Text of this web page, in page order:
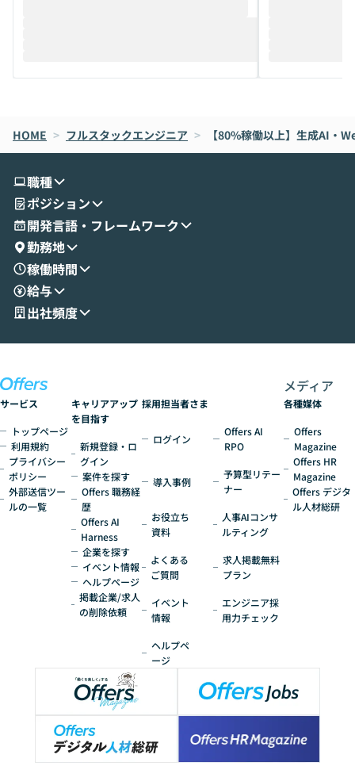
メルカリでの判断基準をもとに「なぜClau
oworkの基本的な機能をご紹介いただきま
す。 続く公開デモでは、実際にCoworkを
せいただきます。数分でワークフローが完
成する手軽さや、Gmail等の外部サービス
とセキュアに連携できるポイントなど、実
演を通じて具体的なイメージをお届けしま
す。 後半のディスカッションでは、セキュ
リティの考え方や社内導入の進め方など、
現場目線でさらに深掘りしていきます。
「自分の業務をAIで自動化してみたいけ
いう方にこそ参加いただきたいイベントで
それぞれの本当
は、LLMのフル
ント構築の最前
HOME > フルスタックエンジニア > 【80%稼働以上】生成AI・
職種
ポジション
開発言語・フレームワーク
勤務地
稼働時間
給与
出社頻度
サービス
トップページ
利用規約
プライバシー
ポリシー
外部送信ツー
ルの一覧
キャリアアップ
を目指す
新規登録・ロ
グイン
案件を探す
Offers 職務経
歴
Offers AI
Harness
企業を探す
イベント情報
ヘルプページ
掲載企業/求人
の削除依頼
採用担当者さま
ログイン
導入事例
お役立ち
資料
よくある
ご質問
イベント
情報
ヘルプペ
ージ
Offers AI
RPO
予算型リテー
ナー
人事AIコンサ
ルティング
求人掲載無料
プラン
エンジニア採
用力チェック
メディア
各種媒体
Offers
Magazine
Offers HR
Magazine
Offers デジタ
ル人材総研